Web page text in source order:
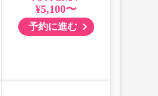
¥5,100〜
予約に進む